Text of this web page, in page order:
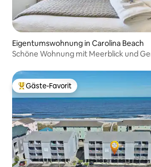
Eigentumswohnung in Carolina Beach
Schöne Wohnung mit Meerblick und
Beliebter Gäste-Favorit.
Gäste-Favorit